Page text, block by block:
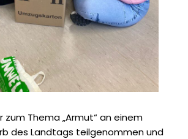
zum Thema „Armut“ an einem
des Landtags teilgenommen und